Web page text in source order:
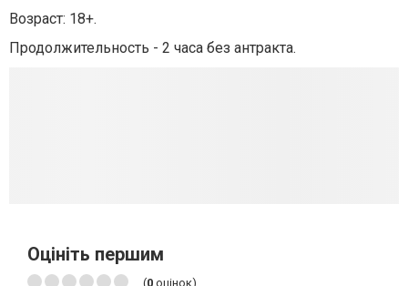
Возраст: 18+.
Продолжительность - 2 часа без антракта.
Оцініть першим
(0 оцінок)